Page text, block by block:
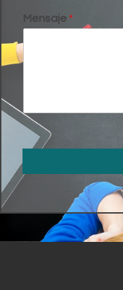
Mensaje *